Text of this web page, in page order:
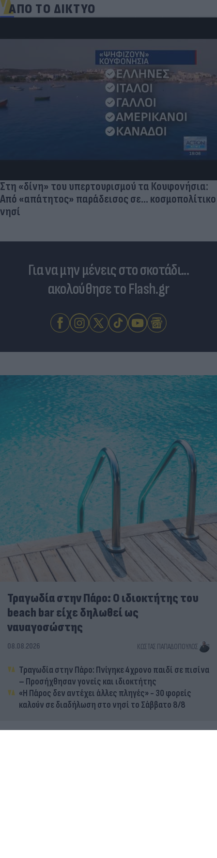
ΑΠΟ ΤΟ ΔΙΚΤΥΟ
Στη «δίνη» του υπερτουρισμού τα Κουφονήσια:
Από «απάτητος» παράδεισος σε... κοσμοπολίτικο
νησί
Για να μην μένεις στο σκοτάδι...
ακολούθησε το Flash.gr
Τραγωδία στην Πάρο: Ο ιδιοκτήτης του
beach bar είχε δηλωθεί ως
ναυαγοσώστης
08.08.2026 ΚΏΣΤΑΣ ΠΑΠΑΔΌΠΟΥΛΟΣ
Τραγωδία στην Πάρο: Πνίγηκε 4χρονο παιδί σε πισίνα
– Προσήχθησαν γονείς και ιδιοκτήτης
«Η Πάρος δεν αντέχει άλλες πληγές» - 30 φορείς
καλούν σε διαδήλωση στο νησί το Σάββατο 8/8